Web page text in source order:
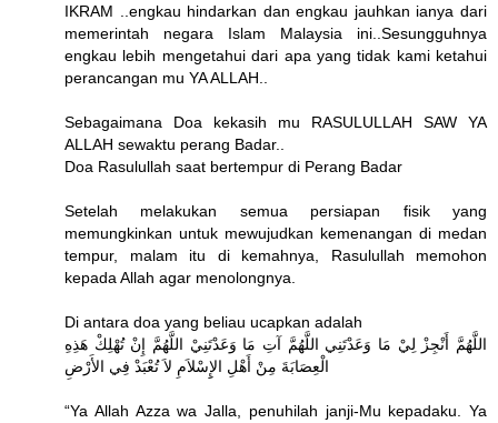
IKRAM ..engkau hindarkan dan engkau jauhkan ianya dari
memerintah negara Islam Malaysia ini..Sesungguhnya
engkau lebih mengetahui dari apa yang tidak kami ketahui
perancangan mu YA ALLAH..
Sebagaimana Doa kekasih mu RASULULLAH SAW YA
ALLAH sewaktu perang Badar..
Doa Rasulullah saat bertempur di Perang Badar
Setelah melakukan semua persiapan fisik yang
memungkinkan untuk mewujudkan kemenangan di medan
tempur, malam itu di kemahnya, Rasulullah memohon
kepada Allah agar menolongnya.
Di antara doa yang beliau ucapkan adalah
اللَّهُمَّ أَنْجِزْ لِيْ مَا وَعَدْتَنِي اللَّهُمَّ آتِ مَا وَعَدْتَنِيْ اللَّهُمَّ إِنْ تُهْلِكْ هَذِهِ
الْعِصَابَةَ مِنْ أَهْلِ الإِِسْلاَمِ لاَ تُعْبَدْ فِي الأَرْضِ
“Ya Allah Azza wa Jalla, penuhilah janji-Mu kepadaku. Ya